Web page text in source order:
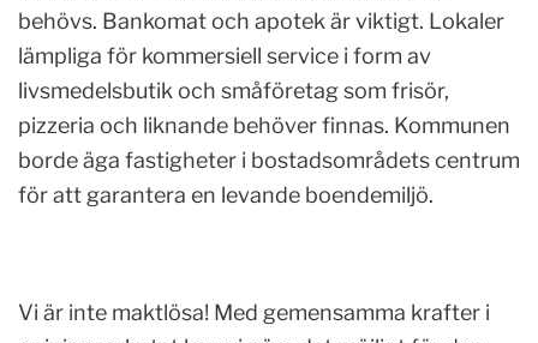
behövs. Bankomat och apotek är viktigt. Lokaler
lämpliga för kommersiell service i form av
livsmedelsbutik och småföretag som frisör,
pizzeria och liknande behöver finnas. Kommunen
borde äga fastigheter i bostadsområdets centrum
för att garantera en levande boendemiljö.
Vi är inte maktlösa! Med gemensamma krafter i